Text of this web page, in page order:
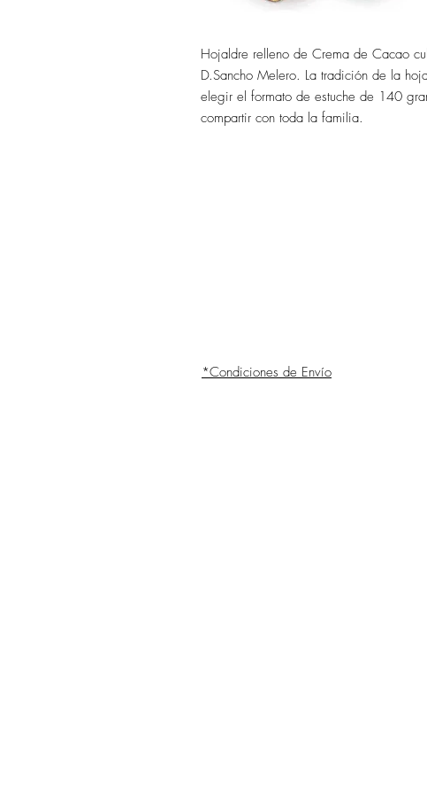
Hojaldre relleno de Crema de Cacao
D.Sancho Melero. La tradición de la
elegir el formato de estuche de 140
compartir con toda la familia.
*Condiciones de Envío